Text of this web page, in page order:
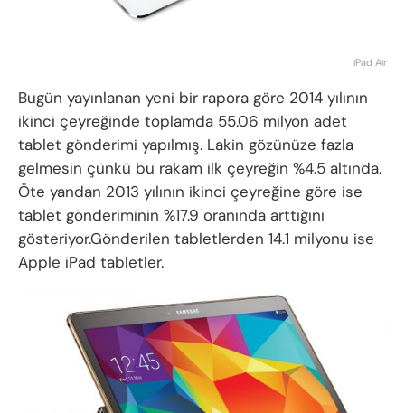
iPad Air
Bugün yayınlanan yeni bir rapora göre 2014 yılının
ikinci çeyreğinde toplamda 55.06 milyon adet
tablet gönderimi yapılmış. Lakin gözünüze fazla
gelmesin çünkü bu rakam ilk çeyreğin %4.5 altında.
Öte yandan 2013 yılının ikinci çeyreğine göre ise
tablet gönderiminin %17.9 oranında arttığını
gösteriyor.Gönderilen tabletlerden 14.1 milyonu ise
Apple iPad tabletler.